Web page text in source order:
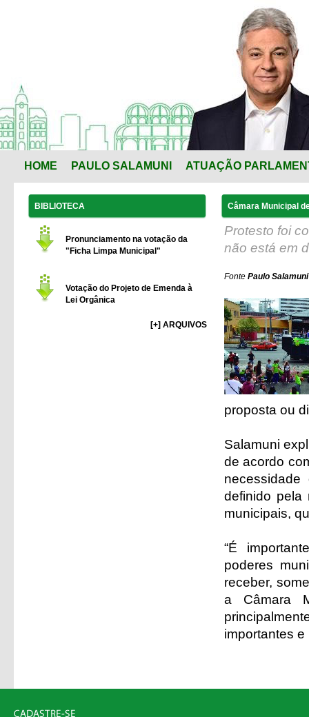
HOME PAULO SALAMUNI ATUAÇÃO
BIBLIOTECA
Pronunciamento na votação da
"Ficha Limpa Municipal"
Votação do Projeto de Emenda à
Lei Orgânica
[+] ARQUIVOS
Câmara Municipal
Protesto foi
não está em
Fonte Paulo
proposta ou
Salamuni
de acordo
definido pela
municipais,
“É
poderes
receber,
a Câmara
importantes